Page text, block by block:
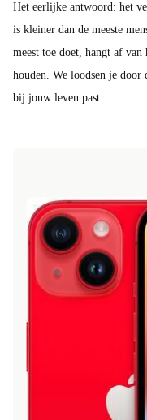
Het eerlijke antwoord: het
is kleiner dan de meeste
meest toe doet, hangt af
houden. We loodsen je door
bij jouw leven past.